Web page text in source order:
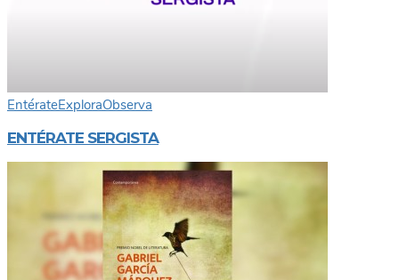
EntérateExploraObserva
ENTÉRATE SERGISTA